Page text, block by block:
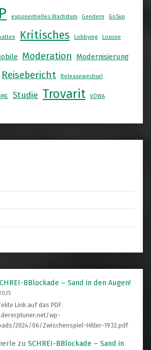
exponentielles Wachstum Gendern GoSun
Kritisches Lobbying Loxone
Moderation Modernisierung
Reisebericht Releasewechsel
Studie Trovarit VÖWA
BBlockade – Sand in den Augen!
Link auf das PDF:
wp-
2024/06/Zwischenspiel-Hitler-1932.pdf
zuSCHREI-BBlockade – Sand in